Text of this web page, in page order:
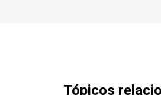
Tópicos